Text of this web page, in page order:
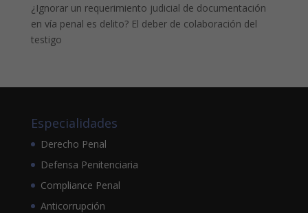
¿Ignorar un requerimiento judicial de documentación
en vía penal es delito? El deber de colaboración del
testigo
Especialidades
Derecho Penal
Defensa Penitenciaria
Compliance Penal
Anticorrupción